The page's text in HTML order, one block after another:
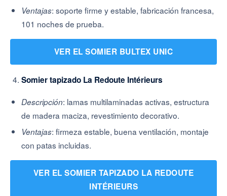
Ventajas: soporte firme y estable, fabricación francesa,
101 noches de prueba.
VER EL SOMIER BULTEX UNIC
Somier tapizado La Redoute Intérieurs
Descripción: lamas multilaminadas activas, estructura
de madera maciza, revestimiento decorativo.
Ventajas: firmeza estable, buena ventilación, montaje
con patas incluidas.
VER EL SOMIER TAPIZADO LA REDOUTE
INTÉRIEURS